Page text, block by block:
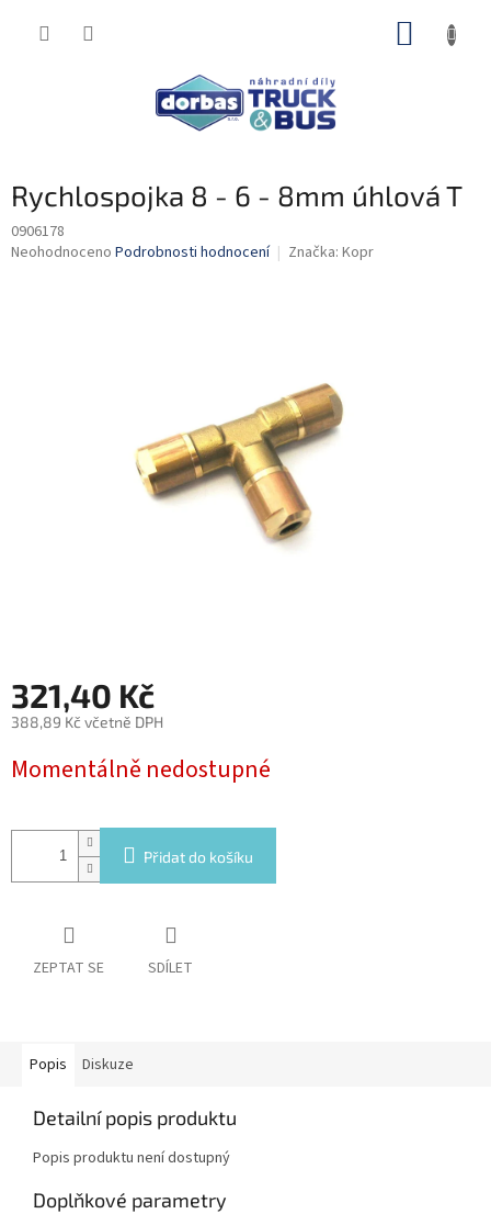
Rychlospojka 8 - 6 - 8mm úhlová T
0906178
Průměrné
Neohodnoceno Podrobnosti hodnocení Značka: Kopr
321,40 Kč
388,89 Kč včetně DPH
cena:
Momentálně nedostupné
Přidat do košíku
ZEPTAT SE SDÍLET
Popis Diskuze
Detailní popis produktu
Popis produktu není dostupný
Doplňkové parametry